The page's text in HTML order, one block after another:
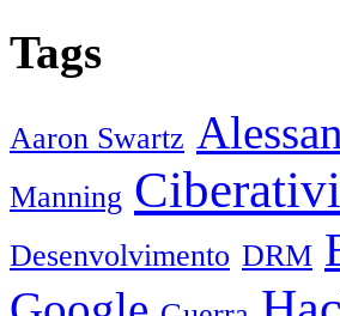
Tags
Aaron Swartz
Manning
Desenvolvimento DRM